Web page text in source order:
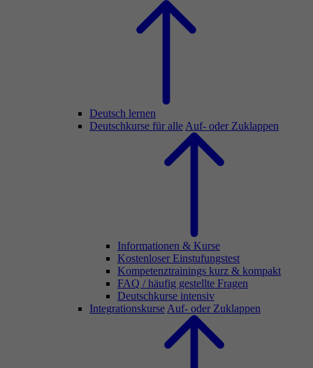
Deutsch lernen
Deutschkurse für alle Auf- oder Zuklappen
Informationen & Kurse
Kostenloser Einstufungstest
Kompetenztrainings kurz & kompakt
FAQ / häufig gestellte Fragen
Deutschkurse intensiv
Integrationskurse Auf- oder Zuklappen